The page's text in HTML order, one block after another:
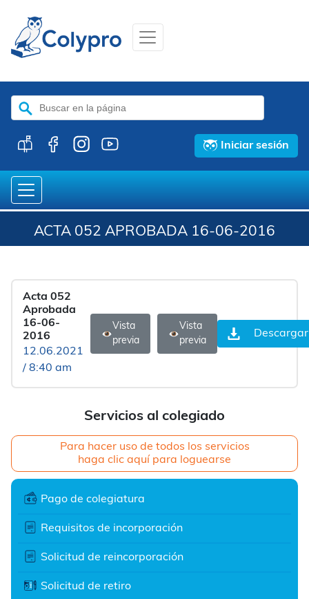
Buscar:
Iniciar sesión
ACTA 052 APROBADA 16-06-2016
Servicios al colegiado
Para hacer uso de todos los servicios
haga clic aquí para loguearse
Pago de colegiatura
Requisitos de incorporación
Solicitud de reincorporación
Solicitud de retiro
Acta 052
Aprobada
16-06-
2016
12.06.2021
/ 8:40 am
Vista
previa
Vista
previa
Descargar